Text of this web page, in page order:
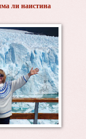
ли наистина